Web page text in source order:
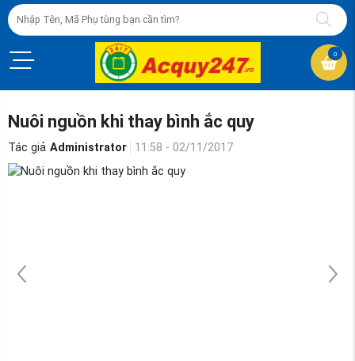
0
Nuôi nguồn khi thay bình ắc quy
Tác giả Administrator 11:58 - 02/11/2017